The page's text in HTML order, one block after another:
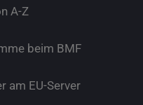
A-Z
beim BMF
am EU-Server